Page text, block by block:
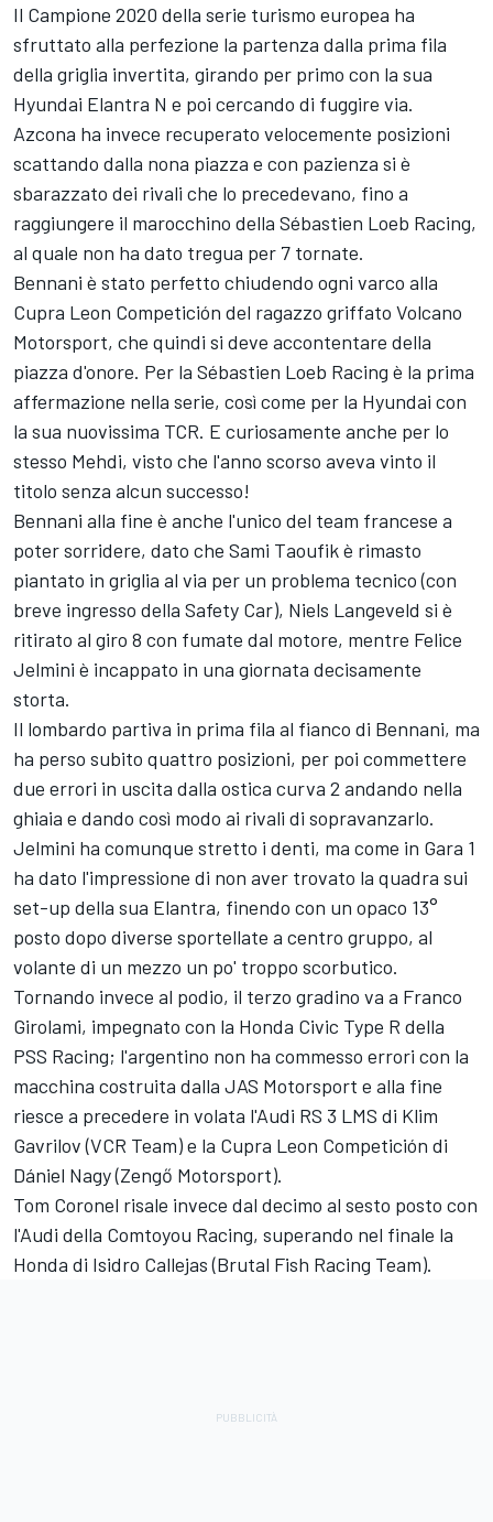
Il Campione 2020 della serie turismo europea ha
sfruttato alla perfezione la partenza dalla prima fila
della griglia invertita, girando per primo con la sua
Hyundai Elantra N e poi cercando di fuggire via.
Azcona ha invece recuperato velocemente posizioni
scattando dalla nona piazza e con pazienza si è
sbarazzato dei rivali che lo precedevano, fino a
raggiungere il marocchino della Sébastien Loeb Racing,
al quale non ha dato tregua per 7 tornate.
Bennani è stato perfetto chiudendo ogni varco alla
Cupra Leon Competición del ragazzo griffato Volcano
Motorsport, che quindi si deve accontentare della
piazza d'onore. Per la Sébastien Loeb Racing è la prima
affermazione nella serie, così come per la Hyundai con
la sua nuovissima TCR. E curiosamente anche per lo
stesso Mehdi, visto che l'anno scorso aveva vinto il
titolo senza alcun successo!
Bennani alla fine è anche l'unico del team francese a
poter sorridere, dato che Sami Taoufik è rimasto
piantato in griglia al via per un problema tecnico (con
breve ingresso della Safety Car), Niels Langeveld si è
ritirato al giro 8 con fumate dal motore, mentre Felice
Jelmini è incappato in una giornata decisamente
storta.
Il lombardo partiva in prima fila al fianco di Bennani, ma
ha perso subito quattro posizioni, per poi commettere
due errori in uscita dalla ostica curva 2 andando nella
ghiaia e dando così modo ai rivali di sopravanzarlo.
Jelmini ha comunque stretto i denti, ma come in Gara 1
ha dato l'impressione di non aver trovato la quadra sui
set-up della sua Elantra, finendo con un opaco 13°
posto dopo diverse sportellate a centro gruppo, al
volante di un mezzo un po' troppo scorbutico.
Tornando invece al podio, il terzo gradino va a Franco
Girolami, impegnato con la Honda Civic Type R della
PSS Racing; l'argentino non ha commesso errori con la
macchina costruita dalla JAS Motorsport e alla fine
riesce a precedere in volata l'Audi RS 3 LMS di Klim
Gavrilov (VCR Team) e la Cupra Leon Competición di
Dániel Nagy (Zengő Motorsport).
Tom Coronel risale invece dal decimo al sesto posto con
l'Audi della Comtoyou Racing, superando nel finale la
Honda di Isidro Callejas (Brutal Fish Racing Team).